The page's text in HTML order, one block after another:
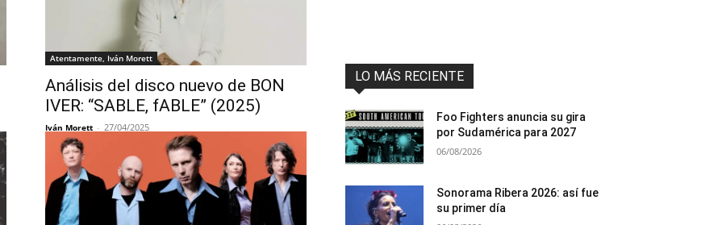
Atentamente, Iván Morett
Análisis del disco nuevo de BON
IVER: “SABLE, fABLE” (2025)
Iván Morett - 27/04/2025
LO MÁS RECIENTE
Foo Fighters anuncia su gira
por Sudamérica para 2027
06/08/2026
Sonorama Ribera 2026: así fue
su primer día